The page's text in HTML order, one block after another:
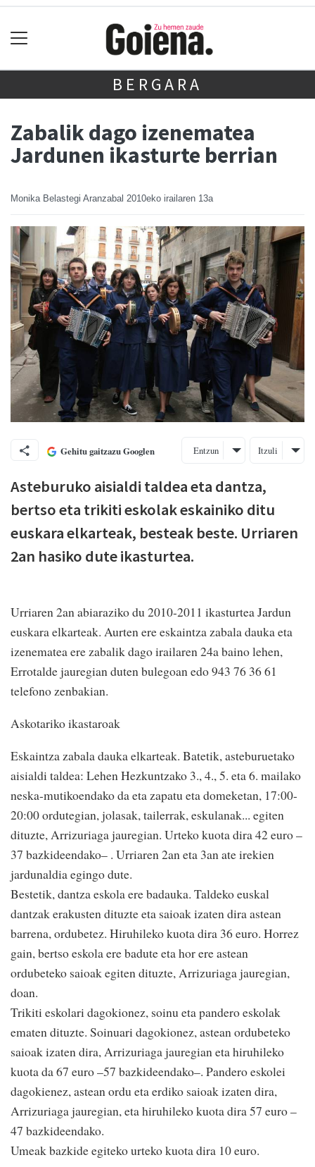
BERGARA
Zabalik dago izenematea
Jardunen ikasturte berrian
Monika Belastegi Aranzabal 2010eko irailaren 13a
Gehitu gaitzazu Googlen Entzun Itzuli
Asteburuko aisialdi taldea eta dantza,
bertso eta trikiti eskolak eskainiko ditu
euskara elkarteak, besteak beste. Urriaren
2an hasiko dute ikasturtea.
Urriaren 2an abiaraziko du 2010-2011 ikasturtea Jardun
euskara elkarteak. Aurten ere eskaintza zabala dauka eta
izenematea ere zabalik dago irailaren 24a baino lehen,
Errotalde jauregian duten bulegoan edo 943 76 36 61
telefono zenbakian.
Askotariko ikastaroak
Eskaintza zabala dauka elkarteak. Batetik, asteburuetako
aisialdi taldea: Lehen Hezkuntzako 3., 4., 5. eta 6. mailako
neska-mutikoendako da eta zapatu eta domeketan, 17:00-
20:00 ordutegian, jolasak, tailerrak, eskulanak... egiten
dituzte, Arrizuriaga jauregian. Urteko kuota dira 42 euro –
37 bazkideendako– . Urriaren 2an eta 3an ate irekien
jardunaldia egingo dute.
Bestetik, dantza eskola ere badauka. Taldeko euskal
dantzak erakusten dituzte eta saioak izaten dira astean
barrena, ordubetez. Hiruhileko kuota dira 36 euro. Horrez
gain, bertso eskola ere badute eta hor ere astean
ordubeteko saioak egiten dituzte, Arrizuriaga jauregian,
doan.
Trikiti eskolari dagokionez, soinu eta pandero eskolak
ematen dituzte. Soinuari dagokionez, astean ordubeteko
saioak izaten dira, Arrizuriaga jauregian eta hiruhileko
kuota da 67 euro –57 bazkideendako–. Pandero eskolei
dagokienez, astean ordu eta erdiko saioak izaten dira,
Arrizuriaga jauregian, eta hiruhileko kuota dira 57 euro –
47 bazkideendako.
Umeak bazkide egiteko urteko kuota dira 10 euro.